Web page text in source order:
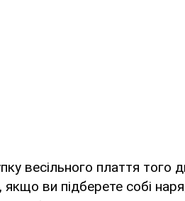
весільного плаття того
ви підберете собі